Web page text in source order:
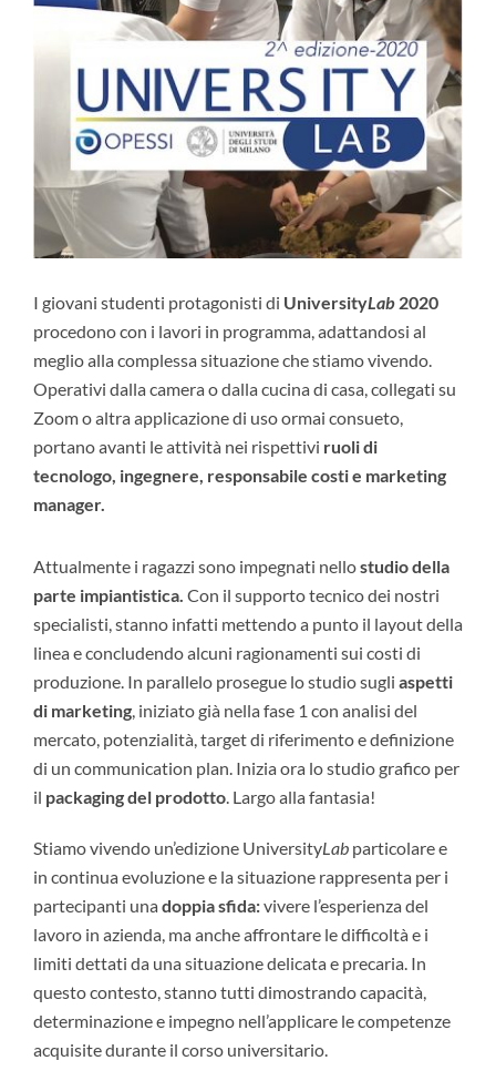
I giovani studenti protagonisti di UniversityLab 2020
procedono con i lavori in programma, adattandosi al
meglio alla complessa situazione che stiamo vivendo.
Operativi dalla camera o dalla cucina di casa, collegati su
Zoom o altra applicazione di uso ormai consueto,
portano avanti le attività nei rispettivi ruoli di
tecnologo, ingegnere, responsabile costi e marketing
manager.
Attualmente i ragazzi sono impegnati nellostudio della
parte impiantistica. Con il supporto tecnico dei nostri
specialisti, stanno infatti mettendo a punto il layout della
linea e concludendo alcuni ragionamenti sui costi di
produzione. In parallelo prosegue lo studio sugli aspetti
di marketing, iniziato già nella fase 1 con analisi del
mercato, potenzialità, target di riferimento e definizione
di un communication plan. Inizia ora lo studio grafico per
il packaging del prodotto. Largo alla fantasia!
Stiamo vivendo un’edizione UniversityLab particolare e
in continua evoluzione e la situazione rappresenta per i
partecipanti una doppia sfida:vivere l’esperienza del
lavoro in azienda, ma anche affrontare le difficoltà e i
limiti dettati da una situazione delicata e precaria. In
questo contesto, stanno tutti dimostrando capacità,
determinazione e impegno nell’applicare le competenze
acquisite durante il corso universitario.